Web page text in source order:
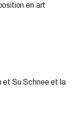
en art
et Su Schnee et la